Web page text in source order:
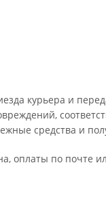
курьера и
средства и
оплаты по почте